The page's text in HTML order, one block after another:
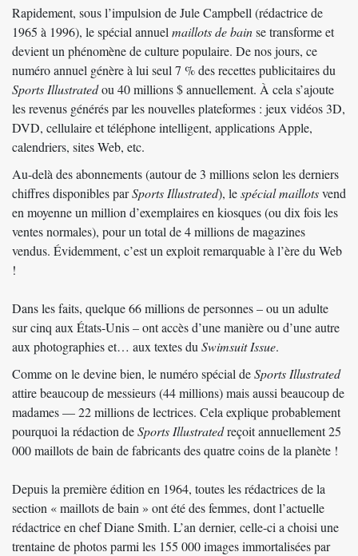
Rapidement, sous l’impulsion de Jule Campbell (rédactrice de
1965 à 1996), le spécial annuel maillots de bainse transforme et
devient un phénomène de culture populaire. De nos jours, ce
numéro annuel génère à lui seul 7 % des recettes publicitaires du
Sports Illustratedou 40 millions $ annuellement. À cela s’ajoute
les revenus générés par les nouvelles plateformes : jeux vidéos 3D,
DVD, cellulaire et téléphone intelligent, applications Apple,
calendriers, sites Web, etc.
Au-delà des abonnements (autour de 3 millions selon les derniers
chiffres disponibles parSports Illustrated), lespécial maillotsvend
en moyenne un million d’exemplaires en kiosques (ou dix fois les
ventes normales), pour un total de 4 millions de magazines
vendus. Évidemment, c’est un exploit remarquable à l’ère du Web
!
Dans les faits, quelque 66 millions de personnes – ou un adulte
sur cinq aux États-Unis – ont accès d’une manière ou d’une autre
aux photographies et… aux textes du Swimsuit Issue.
Comme on le devine bien, le numéro spécial deSports Illustrated
attire beaucoup de messieurs (44 millions) mais aussi beaucoup de
madames — 22 millions de lectrices. Cela explique probablement
pourquoi la rédaction deSports Illustratedreçoit annuellement 25
000 maillots de bain de fabricants des quatre coins de la planète !
Depuis la première édition en 1964, toutes les rédactrices de la
section « maillots de bain » ont été des femmes, dont l’actuelle
rédactrice en chef Diane Smith. L’an dernier, celle-ci a choisi une
trentaine de photos parmi les 155 000 images immortalisées par